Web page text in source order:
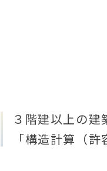
３階建以上の建
「構造計算（許